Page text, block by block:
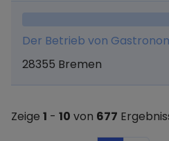
Der Betrieb von
28355 Bremen
Zeige 1 - 10 von 677